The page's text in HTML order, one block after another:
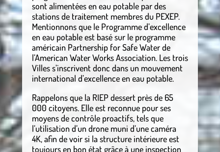
sont alimentées en eau potable par des
stations de traitement membres du PEXEP.
Mentionnons que le Programme d’excellence
en eau potable est basé sur le programme
américain Partnership for Safe Water de
l’American Water Works Association. Les trois
Villes s’inscrivent donc dans un mouvement
international d’excellence en eau potable.
Rappelons que la RIEP dessert près de 65
000 citoyens. Elle est reconnue pour ses
moyens de contrôle proactifs, tels que
l’utilisation d’un drone muni d’une caméra
4K, afin de voir si la structure intérieure est
toujours en bon état grâce à une inspection